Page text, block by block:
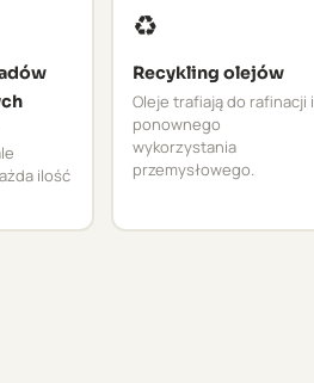
ilość
♻️
Recykling olejów
Oleje trafiają do rafinacji i
ponownego
wykorzystania
przemysłowego.